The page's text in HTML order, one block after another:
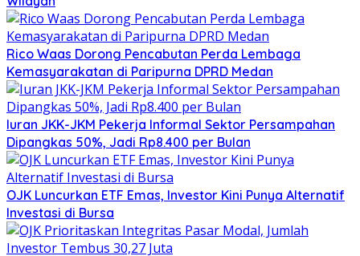
Rico Waas Dorong Pencabutan Perda Lembaga
Kemasyarakatan di Paripurna DPRD Medan
Iuran JKK-JKM Pekerja Informal Sektor Persampahan
Dipangkas 50%, Jadi Rp8.400 per Bulan
OJK Luncurkan ETF Emas, Investor Kini Punya Alternatif
Investasi di Bursa